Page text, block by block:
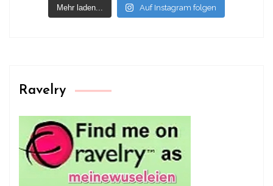
Mehr laden... Auf Instagram folgen
Ravelry